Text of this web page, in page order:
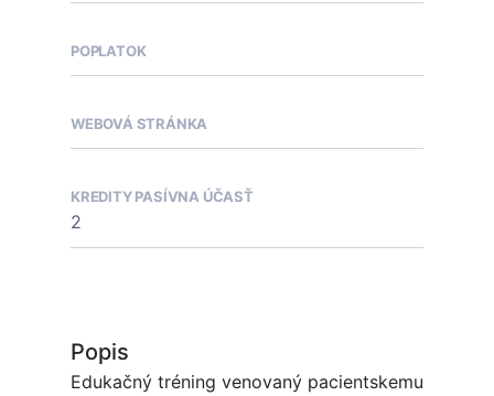
POPLATOK
WEBOVÁ STRÁNKA
KREDITY PASÍVNA ÚČASŤ
2
Popis
Edukačný tréning venovaný pacientskemu